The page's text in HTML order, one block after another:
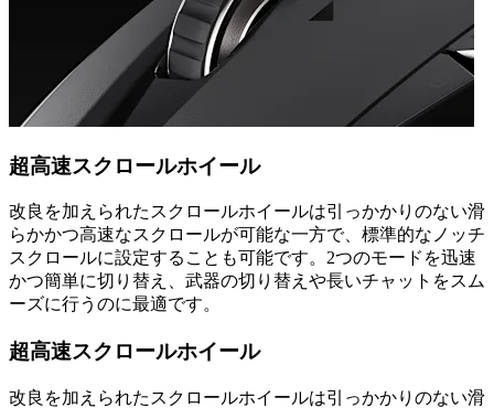
超高速スクロールホイール
改良を加えられたスクロールホイールは引っかかりのない滑
らかかつ高速なスクロールが可能な一方で、標準的なノッチ
スクロールに設定することも可能です。2つのモードを迅速
かつ簡単に切り替え、武器の切り替えや長いチャットをスム
ーズに行うのに最適です。
超高速スクロールホイール
改良を加えられたスクロールホイールは引っかかりのない滑